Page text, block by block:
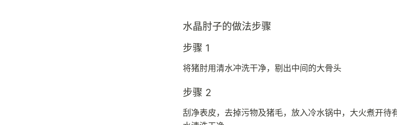
水晶肘子的做法步骤
步骤 1
将猪肘用清水冲洗干净，剔出中间的大骨头
步骤 2
刮净表皮，去掉污物及猪毛，放入冷水锅中，大火煮开待